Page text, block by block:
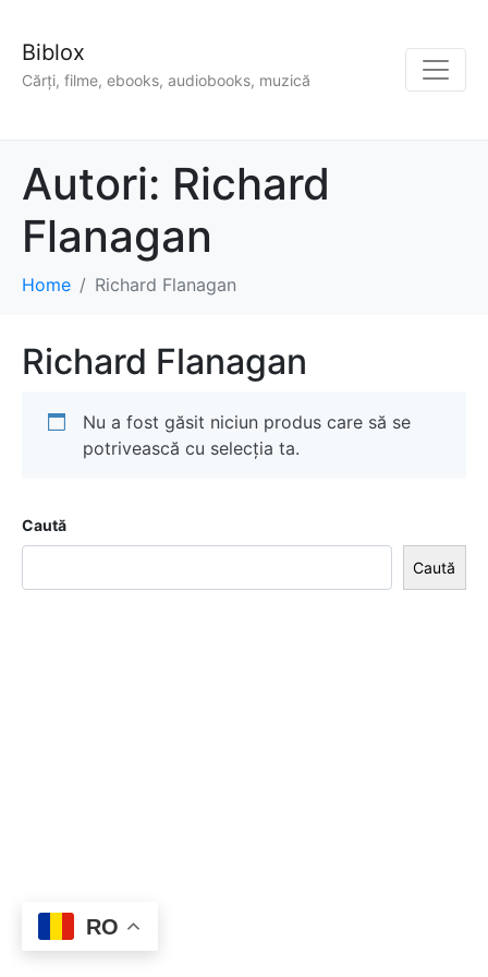
Biblox
Cărți, filme, ebooks, audiobooks, muzică
Autori: Richard
Flanagan
Home Richard Flanagan
Richard Flanagan
Nu a fost găsit niciun produs care să se
potrivească cu selecția ta.
Caută
Caută
RO